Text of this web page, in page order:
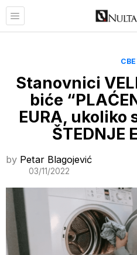
Stanovnici
biće
EURA, ukoliko
ŠTEDNJE
by Petar Blagojević
03/11/2022